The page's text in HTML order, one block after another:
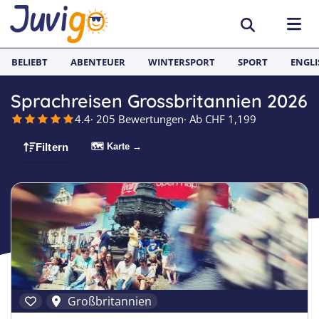
AKTIVITÄTEN
Sportcamps
Surfcamps
Outdoorcamps
Fussballcamps
Segelcamps
Tenniscamps
REISEZIELE
Basel
Bern
Freiburg
Graubünden
Luzern
SPRACHFERIEN
Sprachreisen
Englisch Sprachferien England
Sprachferien Frankreich
Sprachferien Spanien
JUGENDREISEN
Spanien
Italien
Deutschland
BELIEBT ABENTEUER WINTERSPORT SPORT
Sprachreisen Grossbritannien 2026
4.4· 205 Bewertungen· Ab CHF 1,199
Filtern 🗺 Karte →
Großbritannien